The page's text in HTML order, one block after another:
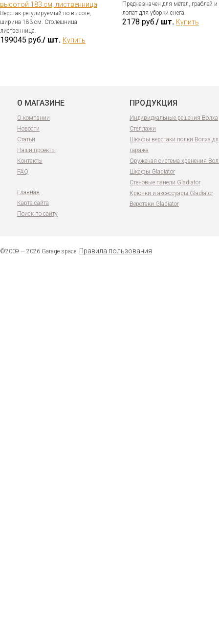
высотой 183 см, лиственница
Верстак регулируемый по высоте,
ширина 183 см. Столешница
лиственница.
199045 руб./ шт. Купить
Предназначен для мётел, граблей и
лопат для уборки снега.
2178 руб./ шт. Купить
О МАГАЗИНЕ
О компании
Новости
Статьи
Наши проекты
Контакты
FAQ
Главная
Карта сайта
Поиск по сайту
ПРОДУКЦИЯ
Индивидуальные решения Волха
Стеллажи
Шкафы верстаки полки Волха
гаража
Оруженая система хранения
Шкафы Gladiator
Стеновые панели Gladiator
Крючки и аксессуары Gladiator
Верстаки Gladiator
©2009 — 2026 Garage space. Правила пользования